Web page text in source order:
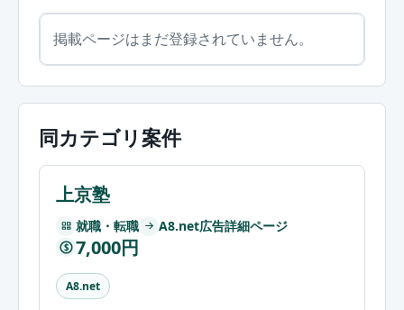
掲載ページはまだ登録されていません。
同カテゴリ案件
上京塾
就職・転職 A8.net広告詳細ページ
$ 7,000円
A8.net